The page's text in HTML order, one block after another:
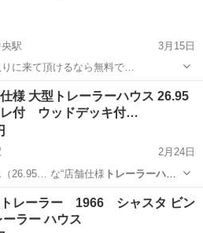
駅
3月15日
りに来て頂けるなら無料で…
その他 トレーラーハウス
様 大型トレーラーハウス 26.95
付 ウッドデッキ付…
2月24日
（26.95… な“店舗仕様 トレーラーハウ
ラーハウスは本当に希少…
その他
トレーラー 1966 シャスタ ビン
ラー ハウス